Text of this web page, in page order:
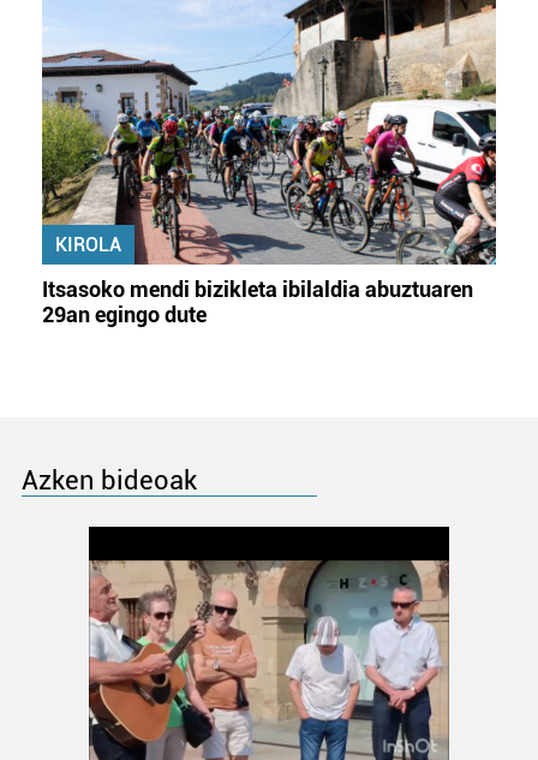
KIROLA
Itsasoko mendi bizikleta ibilaldia abuztuaren
29an egingo dute
Azken bideoak